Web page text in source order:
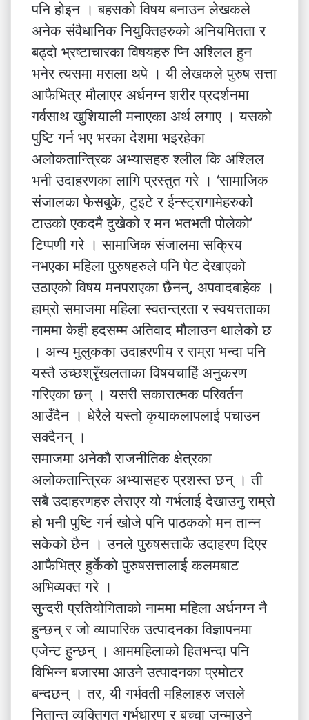
पनि होइन । बहसको विषय बनाउन लेखकले
अनेक संवैधानिक नियुक्तिहरुको अनियमितता र
बढ्दो भ्रष्टाचारका विषयहरु प्नि अश्लिल हुन
भनेर त्यसमा मसला थपे । यी लेखकले पुरुष सत्ता
आफैभित्र मौलाएर अर्धनग्न शरीर प्रदर्शनमा
गर्वसाथ खुशियाली मनाएका अर्थ लगाए । यसको
पुष्टि गर्न भए भरका देशमा भइरहेका
अलोकतान्त्रिक अभ्यासहरु श्लील कि अश्लिल
भनी उदाहरणका लागि प्रस्तुत गरे । ‘सामाजिक
संजालका फेसबुके, टुइटे र ईन्स्ट्रागामेहरुको
टाउको एकदमै दुखेको र मन भतभती पोलेको’
टिप्पणी गरे । सामाजिक संजालमा सक्रिय
नभएका महिला पुरुषहरुले पनि पेट देखाएको
उठाएको विषय मनपराएका छैनन्, अपवादबाहेक ।
हाम्रो समाजमा महिला स्वतन्त्रता र स्वयत्तताका
नाममा केही हदसम्म अतिवाद मौलाउन थालेको छ
। अन्य मुुलुकका उदाहरणीय र राम्रा भन्दा पनि
यस्तै उच्छश्रृँखलताका विषयचाहिं अनुकरण
गरिएका छन् । यसरी सकारात्मक परिवर्तन
आउँदैन । धेरैले यस्तो कृयाकलापलाई पचाउन
सक्दैनन् ।
समाजमा अनेकौ राजनीतिक क्षेत्रका
अलोकतान्त्रिक अभ्यासहरु प्रशस्त छन् । ती
सबै उदाहरणहरु लेराएर यो गर्भलाई देखाउनु राम्रो
हो भनी पुष्टि गर्न खोजे पनि पाठकको मन तान्न
सकेको छैन । उनले पुरुषसत्ताकै उदाहरण दिएर
आफैभित्र हुर्केको पुरुषसत्तालाई कलमबाट
अभिव्यक्त गरे ।
सुन्दरी प्रतियोगिताको नाममा महिला अर्धनग्न नै
हुन्छन् र जो व्यापारिक उत्पादनका विज्ञापनमा
एजेन्ट हुन्छन् । आममहिलाको हितभन्दा पनि
विभिन्न बजारमा आउने उत्पादनका प्रमोटर
बन्दछन् । तर, यी गर्भवती महिलाहरु जसले
नितान्त व्यक्तिगत गर्भधारण र बच्चा जन्माउने